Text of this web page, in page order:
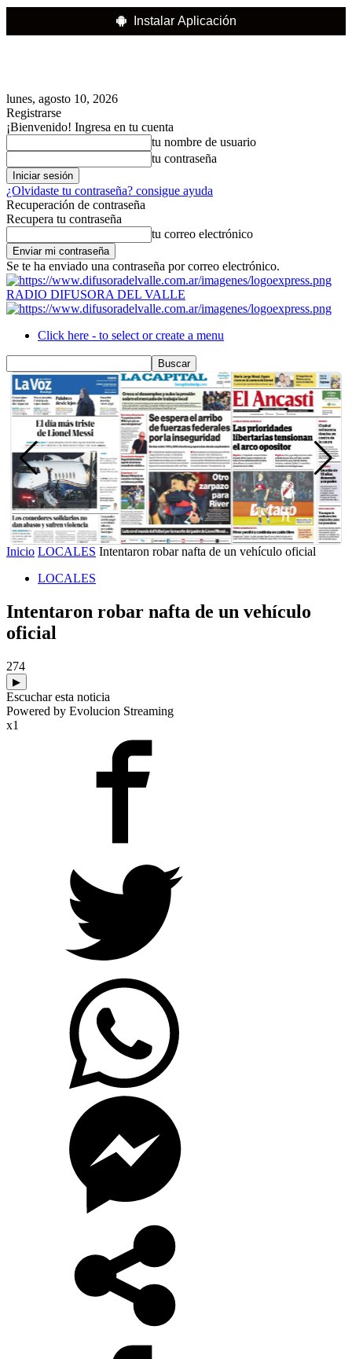
Instalar Aplicación
lunes, agosto 10, 2026
Registrarse
¡Bienvenido! Ingresa en tu cuenta
tu nombre de usuario
tu contraseña
¿Olvidaste tu contraseña? consigue ayuda
Recuperación de contraseña
Recupera tu contraseña
tu correo electrónico
Se te ha enviado una contraseña por correo electrónico.
RADIO DIFUSORA DEL VALLE
Click here - to select or create a menu
Inicio LOCALES Intentaron robar nafta de un vehículo oficial
LOCALES
Intentaron robar nafta de un vehículo
oficial
274
▶
Escuchar esta noticia
Powered by Evolucion Streaming
x1